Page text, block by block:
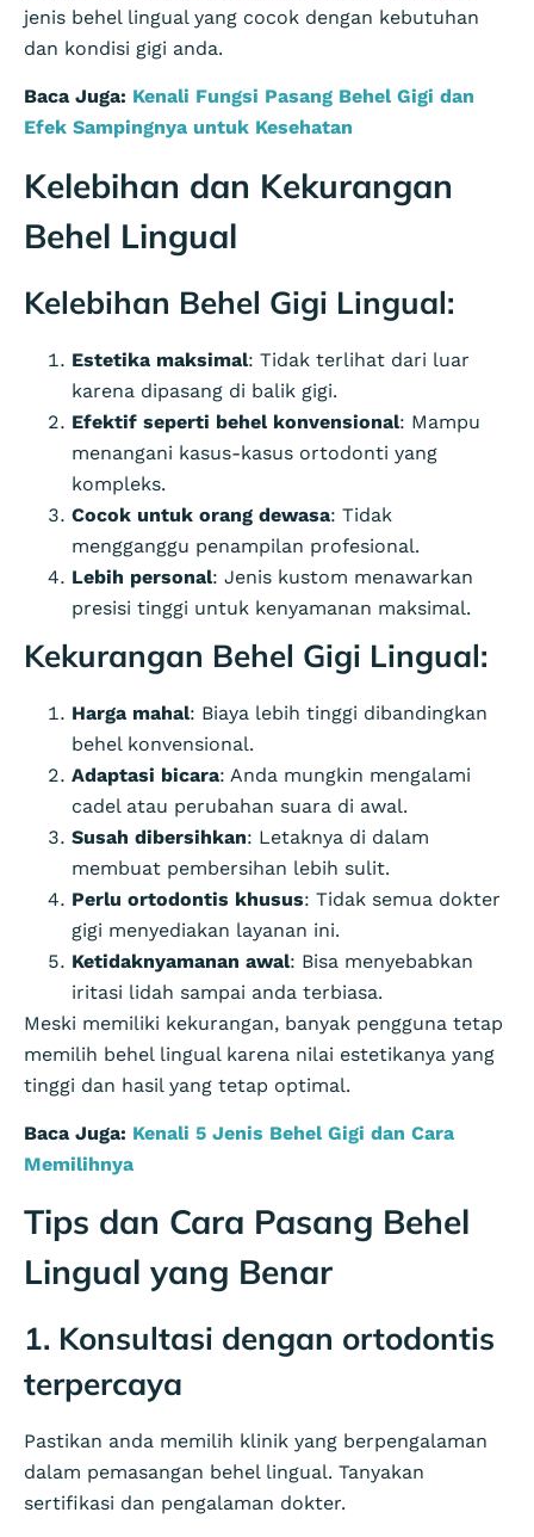
jenis behel lingual yang cocok dengan kebutuhan
dan kondisi gigi anda.
Baca Juga: Kenali Fungsi Pasang Behel Gigi dan
Efek Sampingnya untuk Kesehatan
Kelebihan dan Kekurangan
Behel Lingual
Kelebihan Behel Gigi Lingual:
Estetika maksimal: Tidak terlihat dari luar
karena dipasang di balik gigi.
Efektif seperti behel konvensional: Mampu
menangani kasus-kasus ortodonti yang
kompleks.
Cocok untuk orang dewasa: Tidak
mengganggu penampilan profesional.
Lebih personal: Jenis kustom menawarkan
presisi tinggi untuk kenyamanan maksimal.
Kekurangan Behel Gigi Lingual:
Harga mahal: Biaya lebih tinggi dibandingkan
behel konvensional.
Adaptasi bicara: Anda mungkin mengalami
cadel atau perubahan suara di awal.
Susah dibersihkan: Letaknya di dalam
membuat pembersihan lebih sulit.
Perlu ortodontis khusus: Tidak semua dokter
gigi menyediakan layanan ini.
Ketidaknyamanan awal: Bisa menyebabkan
iritasi lidah sampai anda terbiasa.
Meski memiliki kekurangan, banyak pengguna tetap
memilih behel lingual karena nilai estetikanya yang
tinggi dan hasil yang tetap optimal.
Baca Juga: Kenali 5 Jenis Behel Gigi dan Cara
Memilihnya
Tips dan Cara Pasang Behel
Lingual yang Benar
1. Konsultasi dengan ortodontis
terpercaya
Pastikan anda memilih klinik yang berpengalaman
dalam pemasangan behel lingual. Tanyakan
sertifikasi dan pengalaman dokter.